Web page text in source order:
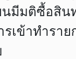
มีมติซื้อสิน
เข้าทำรา